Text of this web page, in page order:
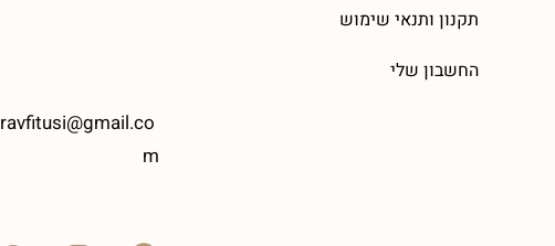
תקנון ותנאי שימוש
החשבון שלי
ravfitusi@gmail.co
m